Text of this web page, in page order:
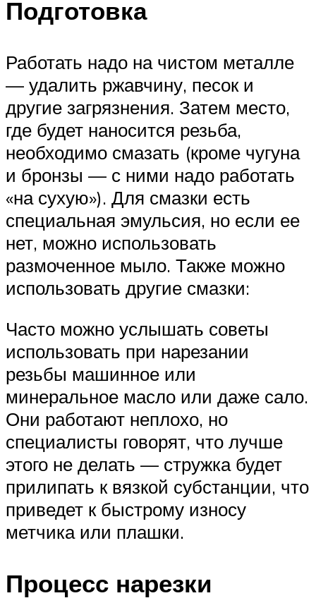
Подготовка
Работать надо на чистом металле
— удалить ржавчину, песок и
другие загрязнения. Затем место,
где будет наносится резьба,
необходимо смазать (кроме чугуна
и бронзы — с ними надо работать
«на сухую»). Для смазки есть
специальная эмульсия, но если ее
нет, можно использовать
размоченное мыло. Также можно
использовать другие смазки:
Часто можно услышать советы
использовать при нарезании
резьбы машинное или
минеральное масло или даже сало.
Они работают неплохо, но
специалисты говорят, что лучше
этого не делать — стружка будет
прилипать к вязкой субстанции, что
приведет к быстрому износу
метчика или плашки.
Процесс нарезки